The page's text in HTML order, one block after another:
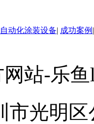
动化涂装设备| 成功案例
网站-乐
市光明